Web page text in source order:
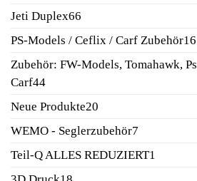
Jeti Duplex66
Produkte
PS-Models / Ceflix / Carf Zubehör16
Zubehör: FW-Models, Tomahawk,
Carf4444
Produkte
Neue Produkte20
Produkte
WEMO - Seglerzubehör7
Produkte
Teil-Q ALLES REDUZIERT1